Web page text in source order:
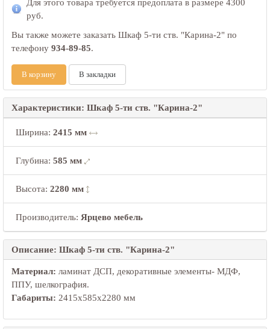
Для этого товара требуется предоплата в размере 4300
руб.
Вы также можете заказать Шкаф 5-ти ств. "Карина-2" по
телефону 934-89-85.
В корзину В закладки
Характеристики: Шкаф 5-ти ств. "Карина-2"
Ширина: 2415 мм
Глубина: 585 мм
Высота: 2280 мм
Производитель: Ярцево мебель
Описание: Шкаф 5-ти ств. "Карина-2"
Материал: ламинат ДСП, декоративные элементы- МДФ,
ППУ, шелкография.
Габариты: 2415х585х2280 мм